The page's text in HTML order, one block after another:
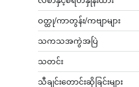
ဝတ္ထု/ကာတွန်း/ကဗျာများ
သကသအကွဲအပြဲ
သတင်း
သီချင်းတောင်းဆိုခြင်းများ